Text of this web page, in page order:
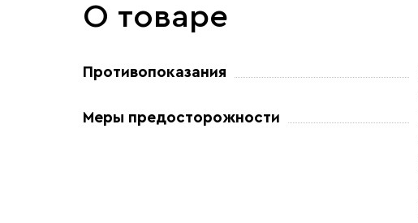
О товаре
Противопоказания
Меры предосторожности